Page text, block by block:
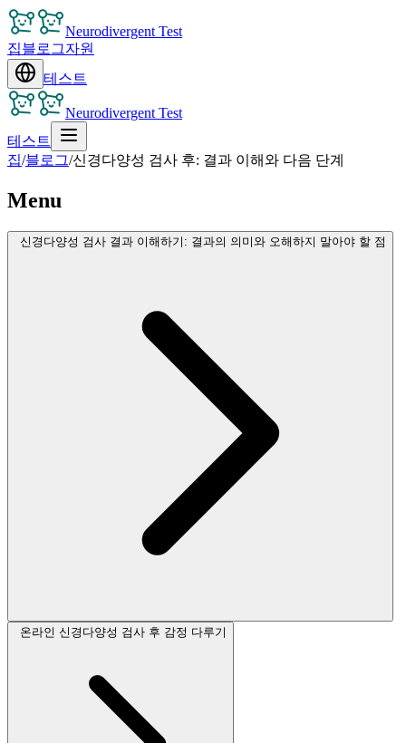
Neurodivergent Test
집블로그자원
테스트
Neurodivergent Test
테스트
집/블로그/신경다양성 검사 후: 결과 이해와 다음 단계
Menu
신경다양성 검사 결과 이해하기: 결과의 의미와 오해하지 말아야 할 점
온라인 신경다양성 검사 후 감정 다루기